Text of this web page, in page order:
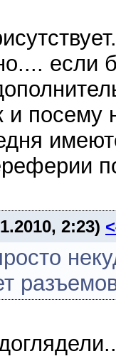
если
и посему
2:23)